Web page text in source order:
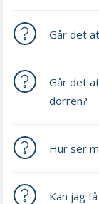
Går det
Går det
dörren?
Hur ser
Kan jag